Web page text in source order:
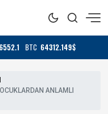
6552.1 BTC 64312.149$
ANLAMLI